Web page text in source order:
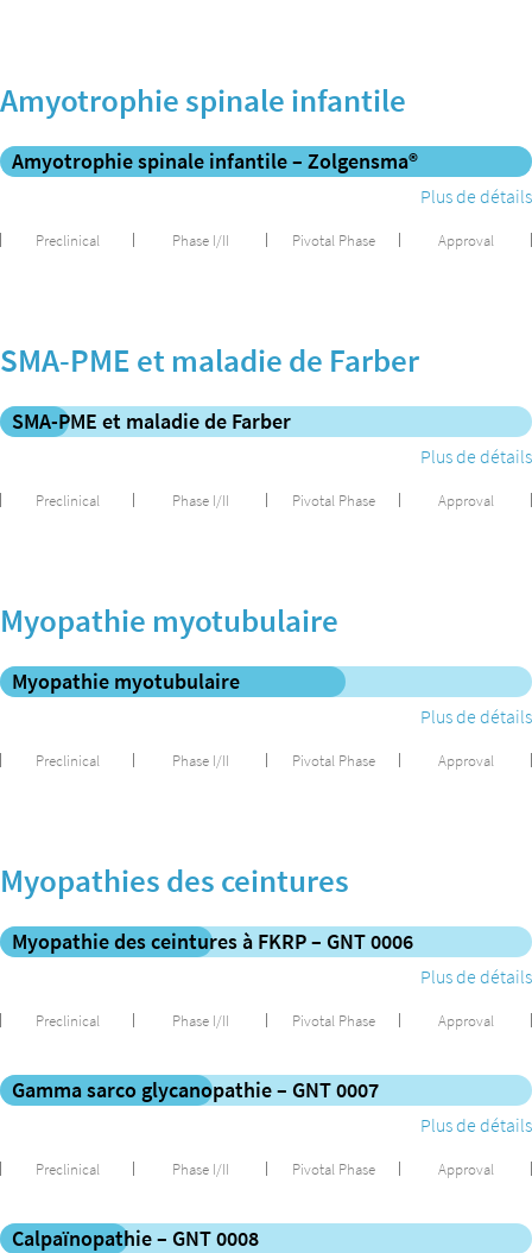
Amyotrophie spinale infantile
Amyotrophie spinale infantile – Zolgensma®
Plus de détails
Preclinical Phase I/II Pivotal Phase Approval
SMA-PME et maladie de Farber
SMA-PME et maladie de Farber
Plus de détails
Preclinical Phase I/II Pivotal Phase Approval
Myopathie myotubulaire
Myopathie myotubulaire
Plus de détails
Preclinical Phase I/II Pivotal Phase Approval
Myopathies des ceintures
Myopathie des ceintures à FKRP – GNT 0006
Plus de détails
Preclinical Phase I/II Pivotal Phase Approval
Gamma sarco glycanopathie – GNT 0007
Plus de détails
Preclinical Phase I/II Pivotal Phase Approval
Calpaïnopathie – GNT 0008